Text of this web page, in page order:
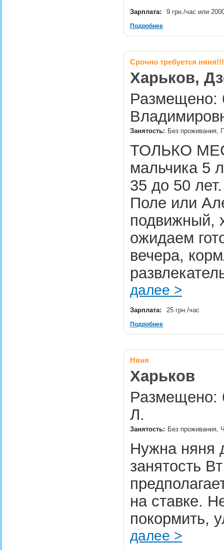
Зарплата: 9 грн./час или
Подробнее
Срочно требуется няня!!!
Харьков,
Размещено:
Занятость: Без проживания,
ТОЛЬКО
мальчика 5
35 до 50
Поле или
подвижный,
ожидаем
вечера,
далее >
Зарплата: 25 грн./час
Подробнее
Няня
Харьков
Размещено:
Л.
Занятость: Без проживания,
Нужна няня
занятость
на ставке.
покормить,
далее >